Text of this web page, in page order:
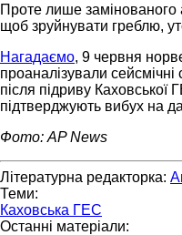
Проте лише замінованого
щоб зруйнувати греблю,
Нагадаємо, 9 червня
проаналізували сейсмічні
після підриву
підтверджують вибух на
Фото: AP News
Літературна редакторка:
Теми:
Каховська ГЕС
Останні матеріали: